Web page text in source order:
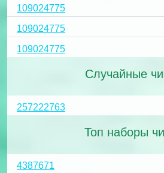
109024775
109024775
109024775
Случайные
257222763
Топ наборы
4387671